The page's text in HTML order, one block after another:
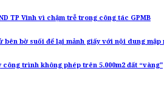
TP Vinh vì chậm trễ trong công tác GPMB
bên bờ suối để lại mảnh giấy với nội dung mập
công trình không phép trên 5.000m2 đất “vàng"